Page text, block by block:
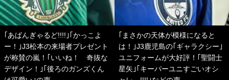
｢あばんぎゃるど!!!!｣｢かっこよ
ー！｣J3松本の来場者プレゼント
が称賛の嵐！｢いいね！ 奇抜な
デザイン！｣｢後ろのガンズくん
｢まさかの天体が模様になると
は！｣J3鹿児島の｢ギャラクシー｣
ユニフォームが大好評！｢聖闘士
星矢｣｢キーパーユニすごいオシ